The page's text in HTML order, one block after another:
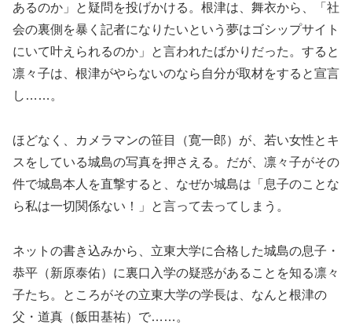
あるのか」と疑問を投げかける。根津は、舞衣から、「社
会の裏側を暴く記者になりたいという夢はゴシップサイト
にいて叶えられるのか」と言われたばかりだった。すると
凛々子は、根津がやらないのなら自分が取材をすると宣言
し……。
ほどなく、カメラマンの笹目（寛一郎）が、若い女性とキ
スをしている城島の写真を押さえる。だが、凛々子がその
件で城島本人を直撃すると、なぜか城島は「息子のことな
ら私は一切関係ない！」と言って去ってしまう。
ネットの書き込みから、立東大学に合格した城島の息子・
恭平（新原泰佑）に裏口入学の疑惑があることを知る凛々
子たち。ところがその立東大学の学長は、なんと根津の
父・道真（飯田基祐）で……。